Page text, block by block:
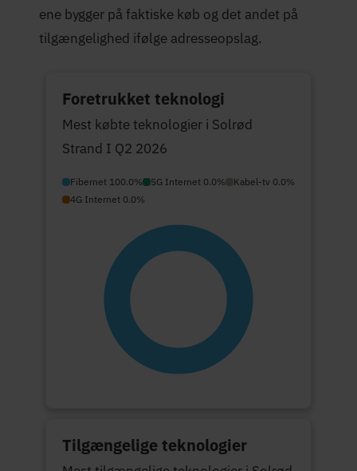
ene bygger på faktiske køb og det andet på
tilgængelighed ifølge adresseopslag.
Foretrukket teknologi
Mest købte teknologier i Solrød
Strand I Q2 2026
Fibernet 100.0% 5G Internet 0.0%
Kabel-tv 0.0%
4G Internet 0.0%
Tilgængelige teknologier